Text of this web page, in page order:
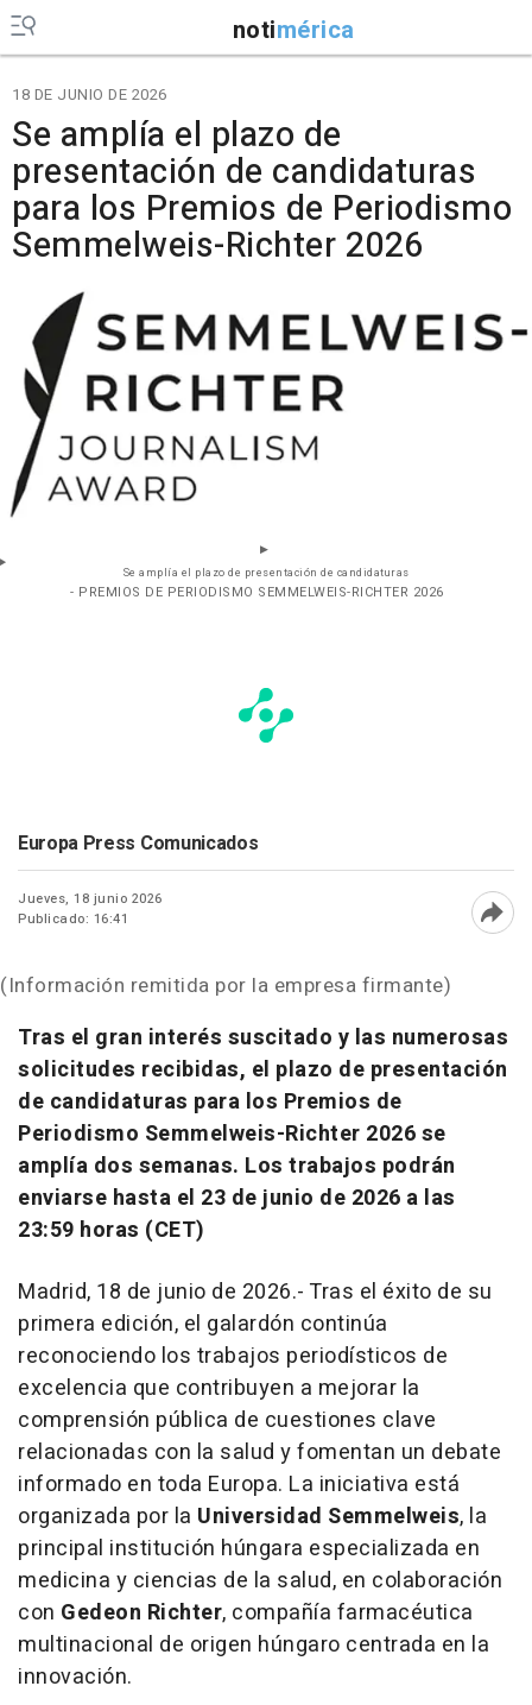
notimérica
18 DE JUNIO DE 2026
Se amplía el plazo de
presentación de candidaturas
para los Premios de Periodismo
Semmelweis-Richter 2026
Se amplía el plazo de presentación de candidaturas
- PREMIOS DE PERIODISMO SEMMELWEIS-RICHTER 2026
Europa Press Comunicados
Jueves, 18 junio 2026
Publicado: 16:41
(Información remitida por la empresa firmante)
Tras el gran interés suscitado y las numerosas
solicitudes recibidas, el plazo de presentación
de candidaturas para los Premios de
Periodismo Semmelweis-Richter 2026 se
amplía dos semanas. Los trabajos podrán
enviarse hasta el 23 de junio de 2026 a las
23:59 horas (CET)
Madrid, 18 de junio de 2026.- Tras el éxito de su
primera edición, el galardón continúa
reconociendo los trabajos periodísticos de
excelencia que contribuyen a mejorar la
comprensión pública de cuestiones clave
relacionadas con la salud y fomentan un debate
informado en toda Europa. La iniciativa está
organizada por la Universidad Semmelweis, la
principal institución húngara especializada en
medicina y ciencias de la salud, en colaboración
con Gedeon Richter, compañía farmacéutica
multinacional de origen húngaro centrada en la
innovación.